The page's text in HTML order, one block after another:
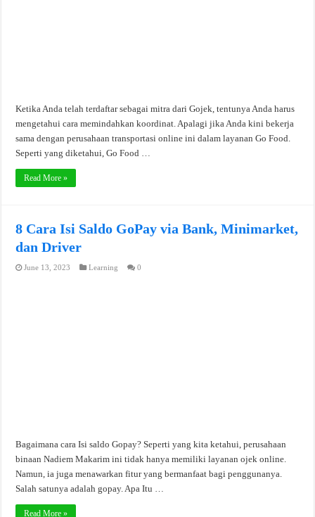
Ketika Anda telah terdaftar sebagai mitra dari Gojek, tentunya Anda harus
mengetahui cara memindahkan koordinat. Apalagi jika Anda kini bekerja
sama dengan perusahaan transportasi online ini dalam layanan Go Food.
Seperti yang diketahui, Go Food …
Read More »
8 Cara Isi Saldo GoPay via Bank, Minimarket,
dan Driver
June 13, 2023 Learning 0
Bagaimana cara Isi saldo Gopay? Seperti yang kita ketahui, perusahaan
binaan Nadiem Makarim ini tidak hanya memiliki layanan ojek online.
Namun, ia juga menawarkan fitur yang bermanfaat bagi penggunanya.
Salah satunya adalah gopay. Apa Itu …
Read More »